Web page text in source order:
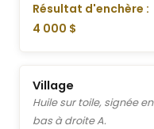
Résultat d'enchère :
4 000 $
Village
Huile sur toile, signée en
bas à droite A.